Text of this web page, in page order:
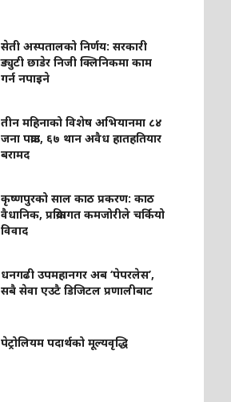
सेती अस्पतालको निर्णय: सरकारी
ड्युटी छाडेर निजी क्लिनिकमा काम
गर्न नपाइने
तीन महिनाको विशेष अभियानमा ८४
जना पक्राउ, ६७ थान अवैध हातहतियार
बरामद
कृष्णपुरको साल काठ प्रकरण: काठ
वैधानिक, प्रक्रियागत कमजोरीले चर्कियो
विवाद
धनगढी उपमहानगर अब ‘पेपरलेस’,
सबै सेवा एउटै डिजिटल प्रणालीबाट
पेट्रोलियम पदार्थको मूल्यवृद्धि